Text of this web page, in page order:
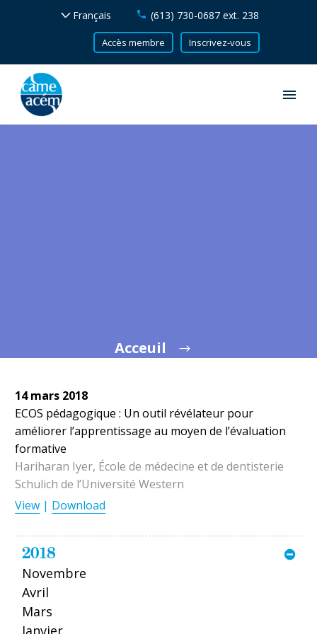
(613) 730-0687 ext. 238
Accès membre Inscrivez-vous
Acceuil
14 mars 2018
ECOS pédagogique : Un outil révélateur pour
améliorer l’apprentissage au moyen de l’évaluation
formative
Hariharan Iyer, École de médecine et de dentisterie
Schulich de l’Université Western
View | Download
2018
Novembre
Avril
Mars
Janvier